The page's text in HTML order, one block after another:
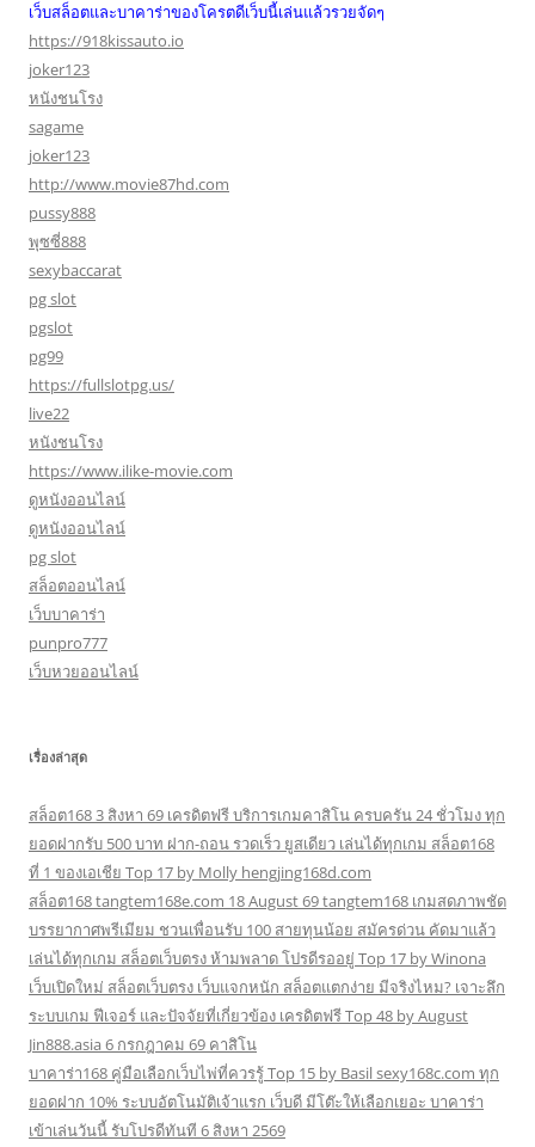
เว็บสล็อตและบาคาร่าของโครตดีเว็บนี้เล่นแล้วรวยจัดๆ
https://918kissauto.io
joker123
หนังชนโรง
sagame
joker123
http://www.movie87hd.com
pussy888
พุซซี่888
sexybaccarat
pg slot
pgslot
pg99
https://fullslotpg.us/
live22
หนังชนโรง
https://www.ilike-movie.com
ดูหนังออนไลน์
ดูหนังออนไลน์
pg slot
สล็อตออนไลน์
เว็บบาคาร่า
punpro777
เว็บหวยออนไลน์
เรื่องล่าสุด
สล็อต168 3 สิงหา 69 เครดิตฟรี บริการเกมคาสิโน ครบครัน 24 ชั่วโมง ทุก
ยอดฝากรับ 500 บาท ฝาก-ถอน รวดเร็ว ยูสเดียว เล่นได้ทุกเกม สล็อต168
ที่ 1 ของเอเชีย Top 17 by Molly hengjing168d.com
สล็อต168 tangtem168e.com 18 August 69 tangtem168 เกมสดภาพชัด
บรรยากาศพรีเมียม ชวนเพื่อนรับ 100 สายทุนน้อย สมัครด่วน คัดมาแล้ว
เล่นได้ทุกเกม สล็อตเว็บตรง ห้ามพลาด โปรดีรออยู่ Top 17 by Winona
เว็บเปิดใหม่ สล็อตเว็บตรง เว็บแจกหนัก สล็อตแตกง่าย มีจริงไหม? เจาะลึก
ระบบเกม ฟีเจอร์ และปัจจัยที่เกี่ยวข้อง เครดิตฟรี Top 48 by August
Jin888.asia 6 กรกฎาคม 69 คาสิโน
บาคาร่า168 คู่มือเลือกเว็บไพ่ที่ควรรู้ Top 15 by Basil sexy168c.com ทุก
ยอดฝาก 10% ระบบอัตโนมัติเจ้าแรก เว็บดี มีโต๊ะให้เลือกเยอะ บาคาร่า
เข้าเล่นวันนี้ รับโปรดีทันที 6 สิงหา 2569